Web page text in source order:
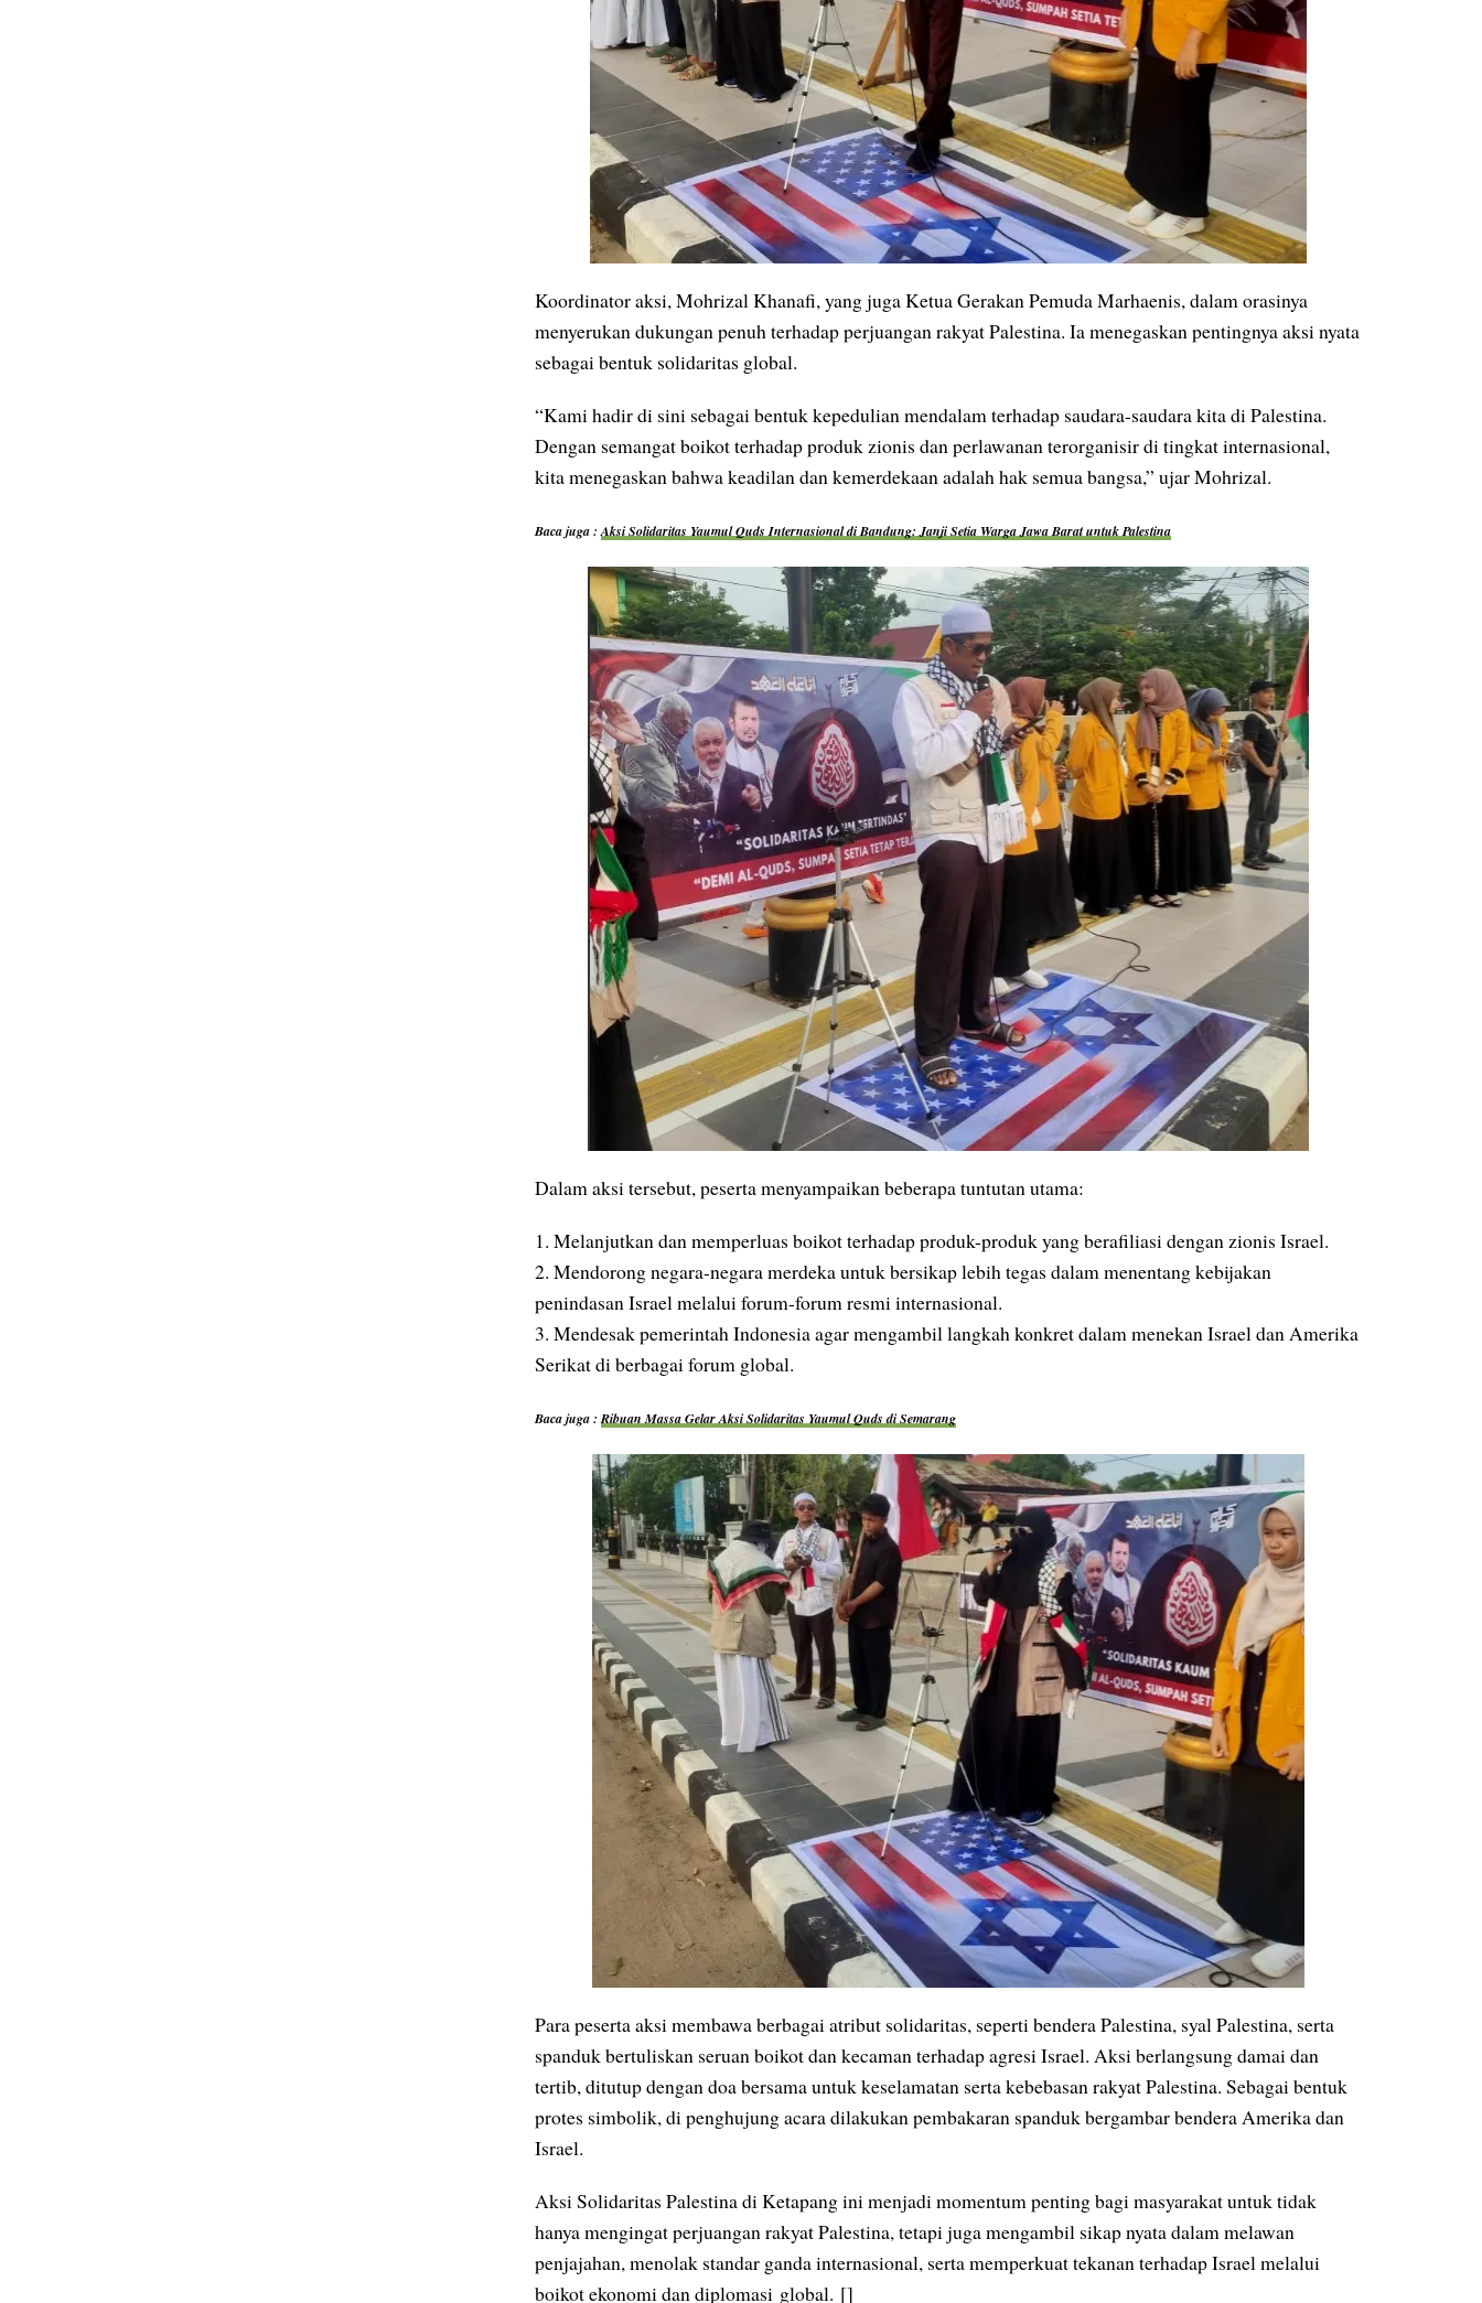
Koordinator aksi, Mohrizal Khanafi, yang juga Ketua Gerakan Pemuda Marhaenis, dalam orasinya
menyerukan dukungan penuh terhadap perjuangan rakyat Palestina. Ia menegaskan pentingnya aksi nyata
sebagai bentuk solidaritas global.
“Kami hadir di sini sebagai bentuk kepedulian mendalam terhadap saudara-saudara kita di Palestina.
Dengan semangat boikot terhadap produk zionis dan perlawanan terorganisir di tingkat internasional,
kita menegaskan bahwa keadilan dan kemerdekaan adalah hak semua bangsa,” ujar Mohrizal.
Baca juga :Aksi Solidaritas Yaumul Quds Internasional di Bandung: Janji Setia Warga Jawa Barat untuk Palestina
Dalam aksi tersebut, peserta menyampaikan beberapa tuntutan utama:
1. Melanjutkan dan memperluas boikot terhadap produk-produk yang berafiliasi dengan zionis Israel.
2. Mendorong negara-negara merdeka untuk bersikap lebih tegas dalam menentang kebijakan
penindasan Israel melalui forum-forum resmi internasional.
3. Mendesak pemerintah Indonesia agar mengambil langkah konkret dalam menekan Israel dan Amerika
Serikat di berbagai forum global.
Baca juga :Ribuan Massa Gelar Aksi Solidaritas Yaumul Quds di Semarang
Para peserta aksi membawa berbagai atribut solidaritas, seperti bendera Palestina, syal Palestina, serta
spanduk bertuliskan seruan boikot dan kecaman terhadap agresi Israel. Aksi berlangsung damai dan
tertib, ditutup dengan doa bersama untuk keselamatan serta kebebasan rakyat Palestina. Sebagai bentuk
protes simbolik, di penghujung acara dilakukan pembakaran spanduk bergambar bendera Amerika dan
Israel.
Aksi Solidaritas Palestina di Ketapang ini menjadi momentum penting bagi masyarakat untuk tidak
hanya mengingat perjuangan rakyat Palestina, tetapi juga mengambil sikap nyata dalam melawan
penjajahan, menolak standar ganda internasional, serta memperkuat tekanan terhadap Israel melalui
boikot ekonomi dan diplomasi global. []